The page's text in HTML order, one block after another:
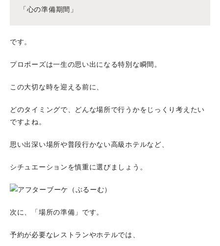
「心の準備期間」
です。
プロポーズは一生の思い出になる特別な瞬間。
この大切な時を迎える前に、
どのタイミングで、どんな場所で行うかをじっくり考えたい
ですよね。
思い出深い場所や普段行かない高級ホテルなど、
シチュエーションを慎重に選びましょう。
次に、「場所の準備」です。
予約が必要なレストランやホテルでは、